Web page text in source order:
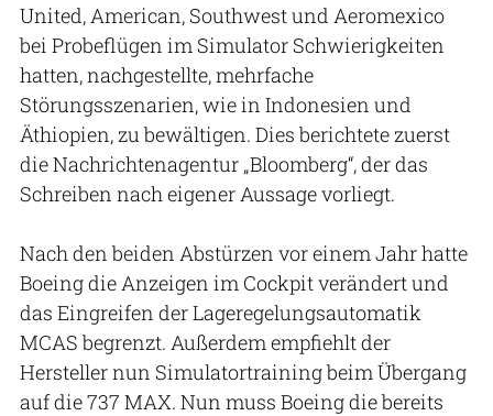
United, American, Southwest und Aeromexico
bei Probeflügen im Simulator Schwierigkeiten
hatten, nachgestellte, mehrfache
Störungsszenarien, wie in Indonesien und
Äthiopien, zu bewältigen. Dies berichtete zuerst
die Nachrichtenagentur „Bloomberg“, der das
Schreiben nach eigener Aussage vorliegt.
Nach den beiden Abstürzen vor einem Jahr hatte
Boeing die Anzeigen im Cockpit verändert und
das Eingreifen der Lageregelungsautomatik
MCAS begrenzt. Außerdem empfiehlt der
Hersteller nun Simulatortraining beim Übergang
auf die 737 MAX. Nun muss Boeing die bereits